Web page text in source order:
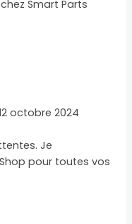
Smart Parts
octobre 2024
Je
pour toutes vos